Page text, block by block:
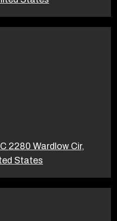
2280 Wardlow Cir,
States